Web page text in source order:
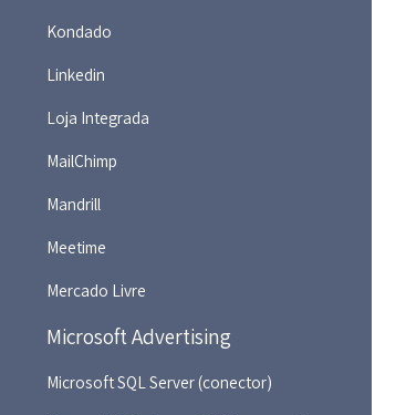
Kondado
Linkedin
Loja Integrada
MailChimp
Mandrill
Meetime
Mercado Livre
Microsoft Advertising
Microsoft SQL Server (conector)